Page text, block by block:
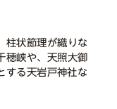
柱状節理が織りな
穂峡や、天照大御
する天岩戸神社な